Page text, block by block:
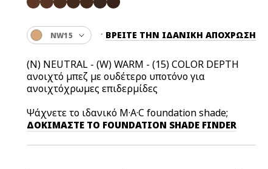
NW15 ΒΡΕΙΤΕ ΤΗΝ ΙΔΑΝΙΚΗ ΑΠΟΧΡΩΣΗ
(N) NEUTRAL - (W) WARM - (15) COLOR DEPTH
ανοιχτό μπεζ με ουδέτερο υποτόνο για
ανοιχτόχρωμες επιδερμίδες
Ψάχνετε το ιδανικό M·A·C foundation shade;
ΔΟΚΙΜΑΣΤΕ ΤΟ FOUNDATION SHADE FINDER